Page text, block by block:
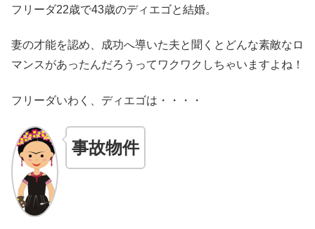
フリーダ22歳で43歳のディエゴと結婚。
妻の才能を認め、成功へ導いた夫と聞くとどんな素敵なロ
マンスがあったんだろうってワクワクしちゃいますよね！
フリーダいわく、ディエゴは・・・・
事故物件